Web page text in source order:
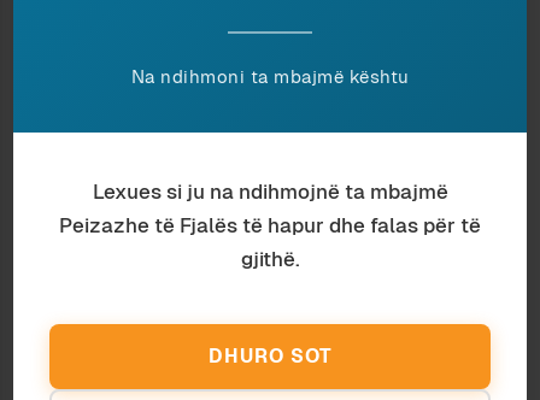
vendimtare në këtë ndër­marrje tejet të
radhëve plot tre vjet pune intensive, e nxitën
filologjik të tekstit të “Mesharit” gjatë punës
përgatitore që u zhvillua në kua­drin e projektit
afatgjatë: (Bardhyl Demiraj dhe Olav Hackstein –
Shqipes së Hershme. Shek.XV-XVIII(DPEWA =
<https://www. dpwa.gwi.uni-muenchen.de/>) si
pjesë e aktivite­tit shkencor të Insti­tu­tit të
Na ndihmoni ta mbajmë kështu
Lexues si ju na ndihmojnë ta mbajmë
Peizazhe të Fjalës të hapur dhe falas për të
gjithë.
DHURO SOT